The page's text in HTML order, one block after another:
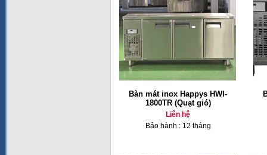
Bàn mát inox Happys HWI-
1800TR (Quạt gió)
Liên hệ
Bảo hành : 12 tháng